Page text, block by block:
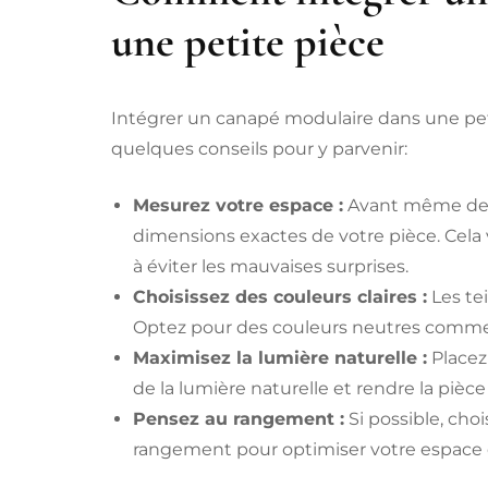
une petite pièce
Intégrer un canapé modulaire dans une
quelques conseils pour y parvenir:
Mesurez votre espace : Avant même
dimensions exactes de votre pièce.
à éviter les mauvaises surprises.
Choisissez des couleurs claires : Les
Optez pour des couleurs neutres
Maximisez la lumière naturelle :
de la lumière naturelle et rendre la
Pensez au rangement : Si possible,
rangement pour optimiser votre espace